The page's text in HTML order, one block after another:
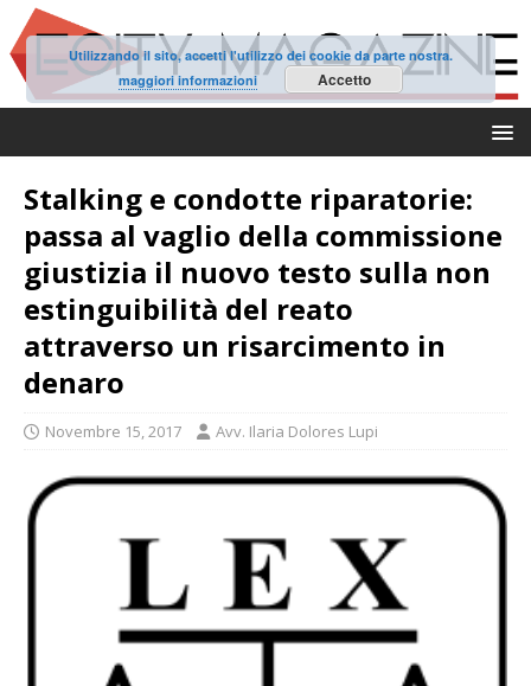
Stalking e condotte riparatorie:
passa al vaglio della commissione
giustizia il nuovo testo sulla non
estinguibilità del reato
attraverso un risarcimento in
denaro
Novembre 15, 2017 Avv. Ilaria Dolores Lupi
Utilizzando il sito, accetti l'utilizzo dei cookie da parte nostra.
maggiori informazioni
Accetto